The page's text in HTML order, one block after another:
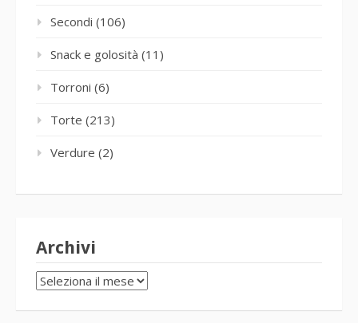
Secondi (106)
Snack e golosità (11)
Torroni (6)
Torte (213)
Verdure (2)
Archivi
Archivi